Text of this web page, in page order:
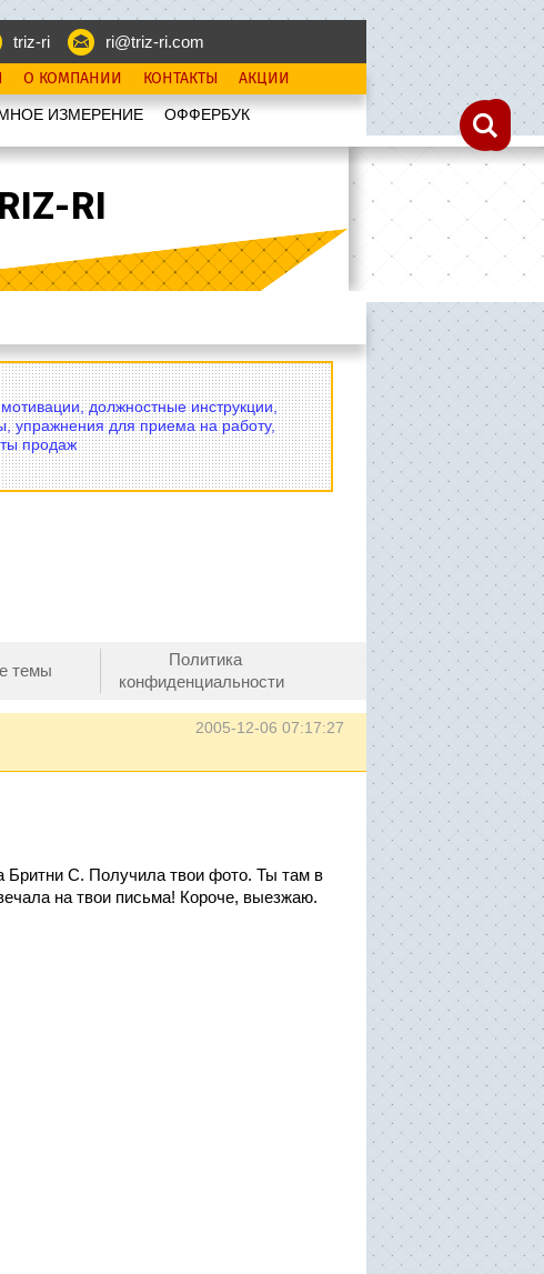
triz-ri ri@triz-ri.com
О КОМПАНИИ КОНТАКТЫ АКЦИИ
ИЗМЕРЕНИЕ OФФЕРБУК
RI
должностные инструкции,
упражнения для приема на работу,
продаж
темы
Политика
конфиденциальности
2005-12-06 07:17:27
Бритни С. Получила твои фото. Ты там в
на твои письма! Короче, выезжаю.